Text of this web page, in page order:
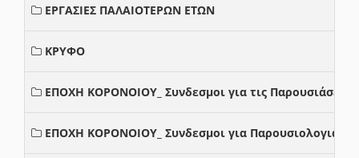
ΕΡΓΑΣΙΕΣ ΠΑΛΑΙΟΤΕΡΩΝ ΕΤΩΝ
ΚΡΥΦΟ
ΕΠΟΧΗ ΚΟΡΟΝΟΙΟΥ_ Συνδεσμοι για τις Παρουσιάσεις
ΕΠΟΧΗ ΚΟΡΟΝΟΙΟΥ_ Συνδεσμοι για Παρουσιολογια